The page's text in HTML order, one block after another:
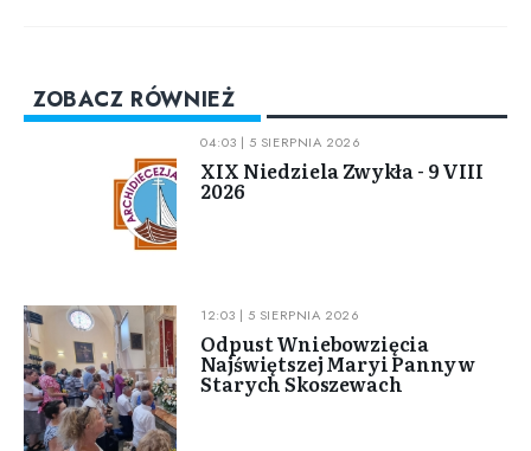
ZOBACZ RÓWNIEŻ
04:03 | 5 SIERPNIA 2026
XIX Niedziela Zwykła - 9 VIII
2026
12:03 | 5 SIERPNIA 2026
Odpust Wniebowzięcia
Najświętszej Maryi Panny w
Starych Skoszewach